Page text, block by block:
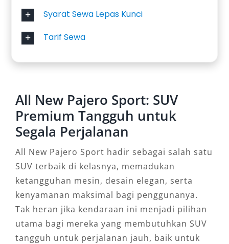
Syarat Sewa Lepas Kunci
Tarif Sewa
All New Pajero Sport: SUV
Premium Tangguh untuk
Segala Perjalanan
All New Pajero Sport hadir sebagai salah satu
SUV terbaik di kelasnya, memadukan
ketangguhan mesin, desain elegan, serta
kenyamanan maksimal bagi penggunanya.
Tak heran jika kendaraan ini menjadi pilihan
utama bagi mereka yang membutuhkan SUV
tangguh untuk perjalanan jauh, baik untuk